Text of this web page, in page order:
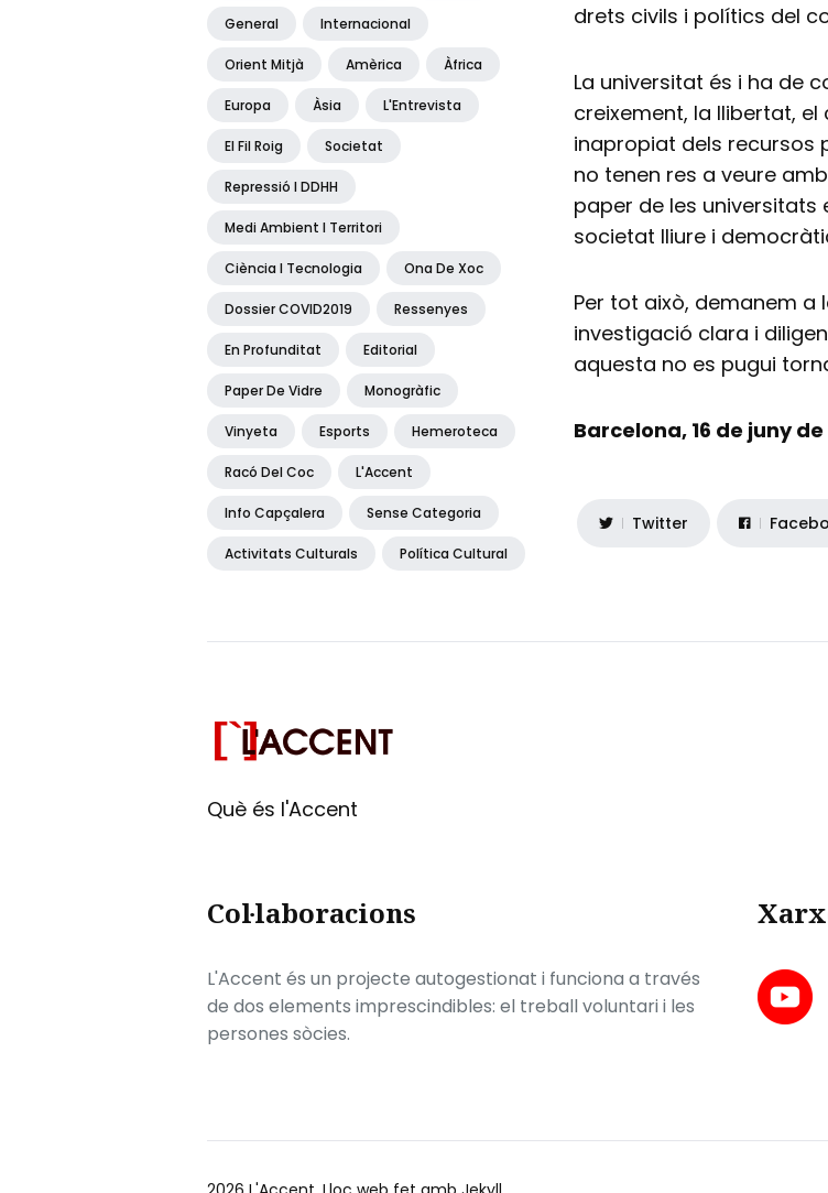
General Internacional
Orient Mitjà Amèrica Àfrica
Europa Àsia L'Entrevista
El Fil Roig Societat
Repressió I DDHH
Medi Ambient I Territori
Ciència I Tecnologia Ona De Xoc
Dossier COVID2019 Ressenyes
En Profunditat Editorial
Paper De Vidre Monogràfic
Vinyeta Esports Hemeroteca
Racó Del Coc L'Accent
Info Capçalera Sense Categoria
Activitats Culturals Política Cultural
drets civils i polítics del
La universitat és i ha de
creixement, la llibertat, el
inapropiat dels recursos
no tenen res a veure
paper de les universitats
societat lliure i
Per tot això, demanem
investigació clara i
aquesta no es pugui
Barcelona, 16 de juny de
Twitter
Què és l'Accent
Col·laboracions
L'Accent és un projecte autogestionat i funciona a través
de dos elements imprescindibles: el treball voluntari i les
persones sòcies.